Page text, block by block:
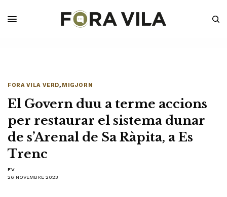
FORA VILA VERD, MIGJORN
El Govern duu a terme accions
per restaurar el sistema dunar
de s’Arenal de Sa Ràpita, a Es
Trenc
F.V.
26 NOVEMBRE 2023